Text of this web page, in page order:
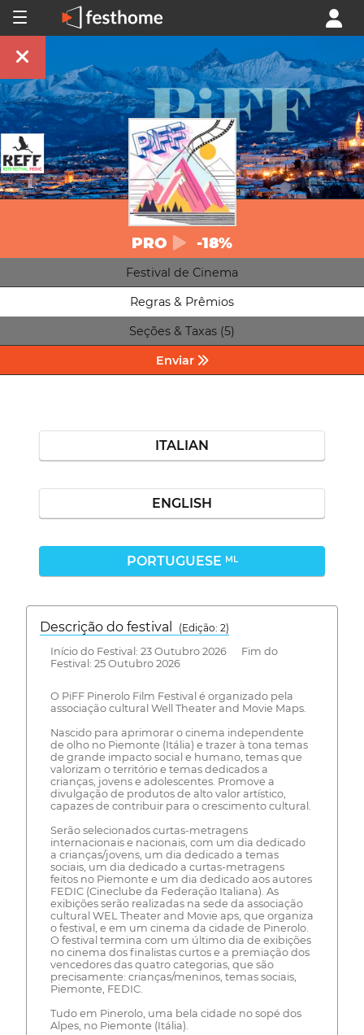
PRO -18%
Festival de Cinema
Regras & Prêmios
Seções & Taxas (5)
Enviar
ITALIAN
ENGLISH
PORTUGUESE ML
Descrição do festival
(Edição: 2)
Início do Festival: 23 Outubro 2026 Fim do
Festival: 25 Outubro 2026
O PiFF Pinerolo Film Festival é organizado pela
associação cultural Well Theater and Movie Maps.
Nascido para aprimorar o cinema independente
de olho no Piemonte (Itália) e trazer à tona temas
de grande impacto social e humano, temas que
valorizam o território e temas dedicados a
crianças, jovens e adolescentes. Promove a
divulgação de produtos de alto valor artístico,
capazes de contribuir para o crescimento cultural.
Serão selecionados curtas-metragens
internacionais e nacionais, com um dia dedicado
a crianças/jovens, um dia dedicado a temas
sociais, um dia dedicado a curtas-metragens
feitos no Piemonte e um dia dedicado aos autores
FEDIC (Cineclube da Federação Italiana). As
exibições serão realizadas na sede da associação
cultural WEL Theater and Movie aps, que organiza
o festival, e em um cinema da cidade de Pinerolo.
O festival termina com um último dia de exibições
no cinema dos finalistas curtos e a premiação dos
vencedores das quatro categorias, que são
precisamente: crianças/meninos, temas sociais,
Piemonte, FEDIC.
Tudo em Pinerolo, uma bela cidade no sopé dos
Alpes, no Piemonte (Itália).